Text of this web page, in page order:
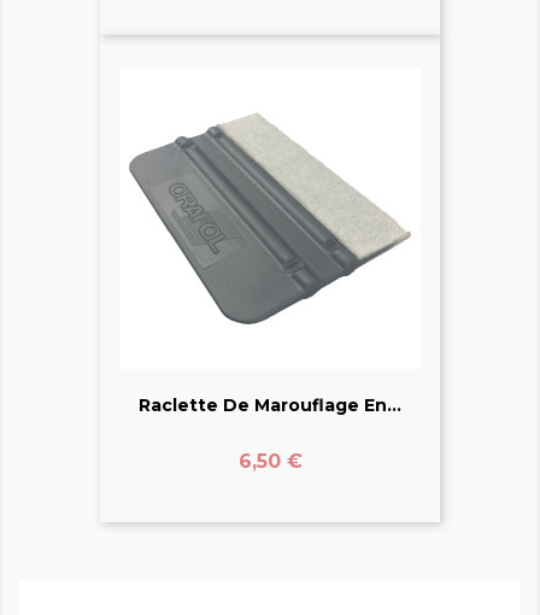
Raclette De Marouflage En...
Prix
6,50 €